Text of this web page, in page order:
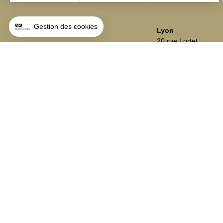
Lyon
Lyon
20 rue Lortet